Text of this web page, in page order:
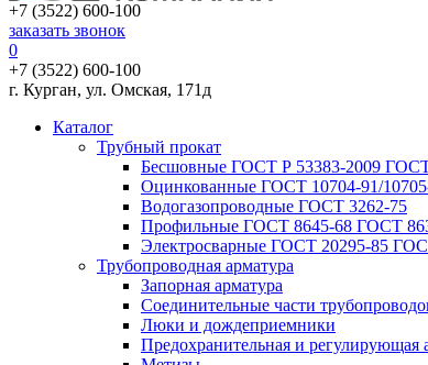
+7 (3522) 600-100
заказать звонок
0
+7 (3522) 600-100
г. Курган, ул. Омская, 171д
Каталог
Трубный прокат
Беcшовные ГОСТ Р 53383-2009
Оцинкованные ГОСТ 10704-91/
Водогазопроводные ГОСТ 3262-75
Профильные ГОСТ 8645-68 ГОСТ
Электросварные ГОСТ 20295-85
Трубопроводная арматура
Запорная арматура
Соединительные части
Люки и дождеприемники
Предохранительная и регулирующая